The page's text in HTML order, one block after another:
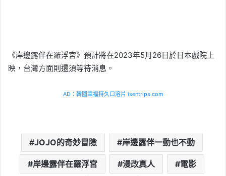
《岸邊露伴在羅浮宮》預計將在2023年5月26日於日本戲院上
映，台灣方面則還須等待消息。
AD：韓國幸福持久口溶片 isentrips.com
JOJO的奇妙冒險 岸邊露伴一動也不動
岸邊露伴在羅浮宮 漫改真人 電影